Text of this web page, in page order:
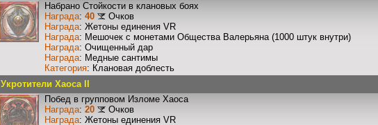
Набрано Стойкости в клановых боях
Награда: 40
Очков
Награда: Жетоны единения VR
Награда: Мешочек с монетами Общества Валерьяна (1000 штук внутри)
Награда: Очищенный дар
Награда: Медные сантимы
Категория: Клановая доблесть
Укротители Хаоса II
Побед в групповом Изломе Хаоса
Награда: 20
Очков
Награда: Жетоны единения VR